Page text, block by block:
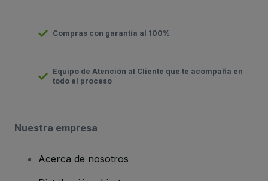
Compras con garantía al 100%
Equipo de Atención al Cliente que te acompaña en
todo el proceso
Nuestra empresa
Acerca de nosotros